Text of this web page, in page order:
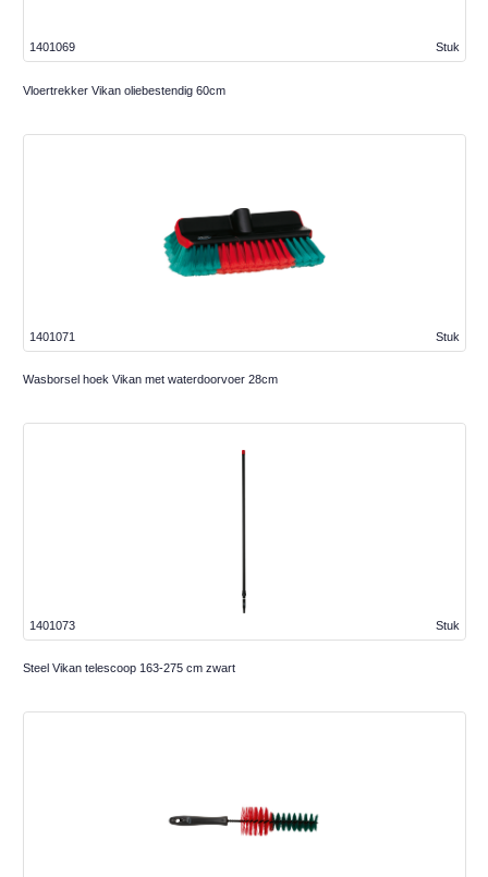
Stuk
1401069
Vloertrekker Vikan oliebestendig 60cm
Stuk
1401071
Wasborsel hoek Vikan met waterdoorvoer 28cm
Stuk
1401073
Steel Vikan telescoop 163-275 cm zwart